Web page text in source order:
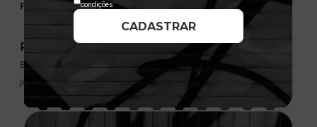
Fear Of God
R$ 449,99
Em até 6x de 75,00 sem
juros
Fear Of God Verde
R$ 449,99
Em até 6x de 75,00 sem